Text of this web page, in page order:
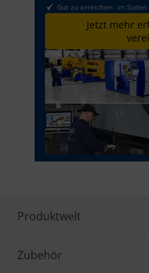
Gut zu erreichen: im
Jetzt mehr
Produktwelt
Zubehör